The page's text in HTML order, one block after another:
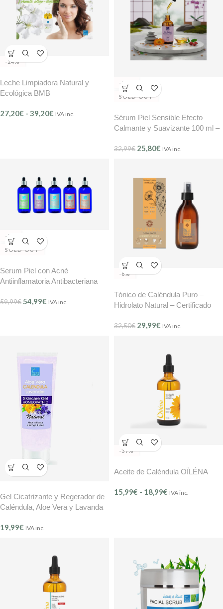
-24%
Leche Limpiadora Natural y
Ecológica BMB
27,20€ - 39,20€ IVA inc.
-22%
SOLD OUT
Sérum Piel Sensible Efecto
Calmante y Suavizante 100 ml –
32,99€ 25,80€ IVA inc.
-8%
SOLD OUT
Serum Piel con Acné
Antiinflamatoria Antibacteriana
59,99€ 54,99€ IVA inc.
-8%
Tónico de Caléndula Puro –
Hidrolato Natural – Certificado
Organic Farm
32,50€ 29,99€ IVA inc.
Gel Cicatrizante y Regerador de
Caléndula, Aloe Vera y Lavanda
19,99€ IVA inc.
-37%
Aceite de Caléndula OÏLÉNA
15,99€ - 18,99€ IVA inc.